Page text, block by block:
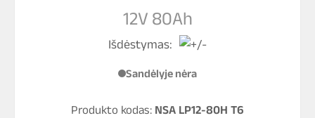
12V 80Ah
Išdėstymas:
Sandėlyje nėra
Produkto kodas: NSA LP12-80H T6